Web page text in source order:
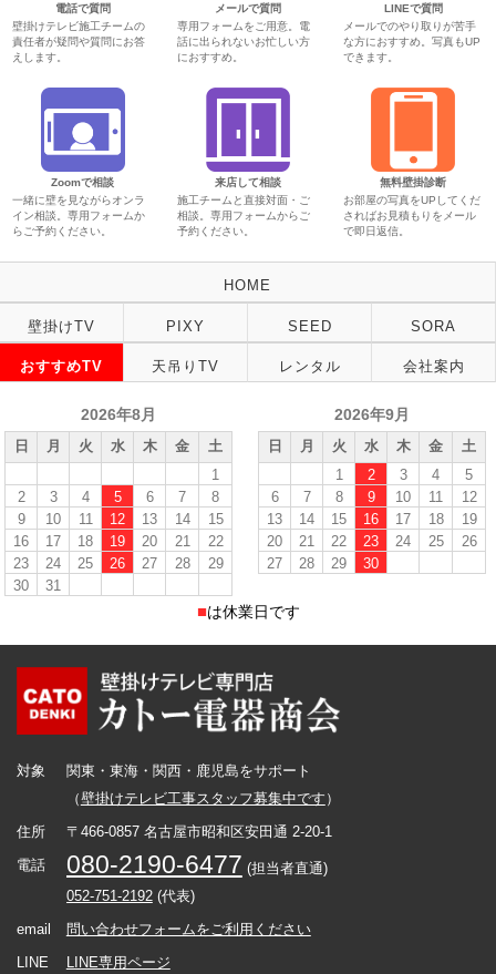
電話で質問
壁掛けテレビ施工チームの
責任者が疑問や質問にお答
えします。
メールで質問
専用フォームをご用意。電
話に出られないお忙しい方
におすすめ。
LINEで質問
メールでのやり取りが苦手
な方におすすめ。写真もUP
できます。
Zoomで相談
一緒に壁を見ながらオンラ
イン相談。専用フォームか
らご予約ください。
来店して相談
施工チームと直接対面・ご
相談。専用フォームからご
予約ください。
無料壁掛診断
お部屋の写真をUPしてくだ
さればお見積もりをメール
で即日返信。
HOME
壁掛けTV PIXY SEED SORA
おすすめTV 天吊りTV レンタル 会社案内
2026年8月
日 月 火 水 木 金
土
1
2
3 4 5 6 7
8
9
10 11 12 13 14
15
16
17 18 19 20 21
22
23
24 25 26 27 28
29
30
31
2026年9月
日 月 火 水 木 金
土
1
2 3 4
5
6
7 8 9 10 11
12
13
14 15 16 17 18
19
20
21 22 23 24 25
26
27
28 29 30
■は休業日です
対象
関東・東海・関西・鹿児島をサポート
（壁掛けテレビ工事スタッフ募集中です ）
住所
〒466-0857 名古屋市昭和区安田通 2-20-1
電話
080-2190-6477 (担当者直通)
052-751-2192(代表)
email
問い合わせフォームをご利用ください
LINE
LINE専用ページ